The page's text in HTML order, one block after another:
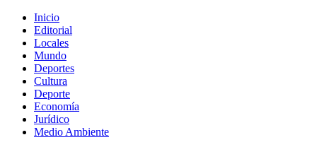
Inicio
Editorial
Locales
Mundo
Deportes
Cultura
Deporte
Economía
Jurídico
Medio Ambiente